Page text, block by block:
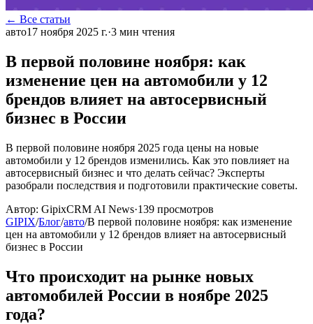
← Все статьи
авто17 ноября 2025 г.·3 мин чтения
В первой половине ноября: как
изменение цен на автомобили у 12
брендов влияет на автосервисный
бизнес в России
В первой половине ноября 2025 года цены на новые
автомобили у 12 брендов изменились. Как это повлияет на
автосервисный бизнес и что делать сейчас? Эксперты
разобрали последствия и подготовили практические советы.
Автор: GipixCRM AI News·139 просмотров
GIPIX/Блог/авто/В первой половине ноября: как изменение
цен на автомобили у 12 брендов влияет на автосервисный
бизнес в России
Что происходит на рынке новых
автомобилей России в ноябре 2025
года?